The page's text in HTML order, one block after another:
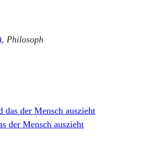
, Philosoph
der Mensch auszieht
der Mensch auszieht